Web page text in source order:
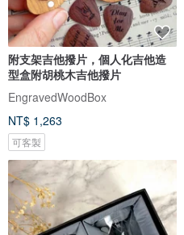
附支架吉他撥片，個人化吉他造
型盒附胡桃木吉他撥片
EngravedWoodBox
NT$ 1,263
可客製